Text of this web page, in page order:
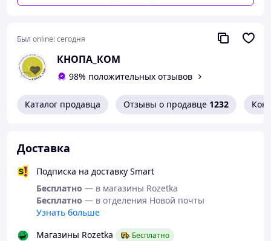
Был online:сегодня
КНОПА_КОМ
98% положительных отзывов
Каталог продавца Отзывы о продавце 1232
Доставка
Подписка на доставку Smart
Бесплатно — в магазины Rozetka
Бесплатно — в отделения Новой почты
Узнать больше
Магазины Rozetka
Бесплатно